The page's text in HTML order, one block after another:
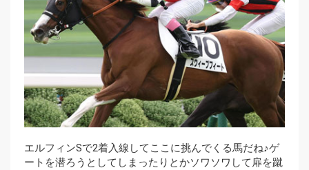
エルフィンSで2着入線してここに挑んでくる馬だね♪ゲ
ートを潜ろうとしてしまったりとかソワソワして扉を蹴